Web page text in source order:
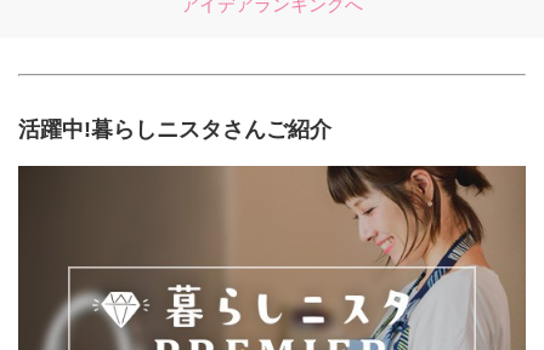
アイデアランキングへ
活躍中!暮らしニスタさんご紹介